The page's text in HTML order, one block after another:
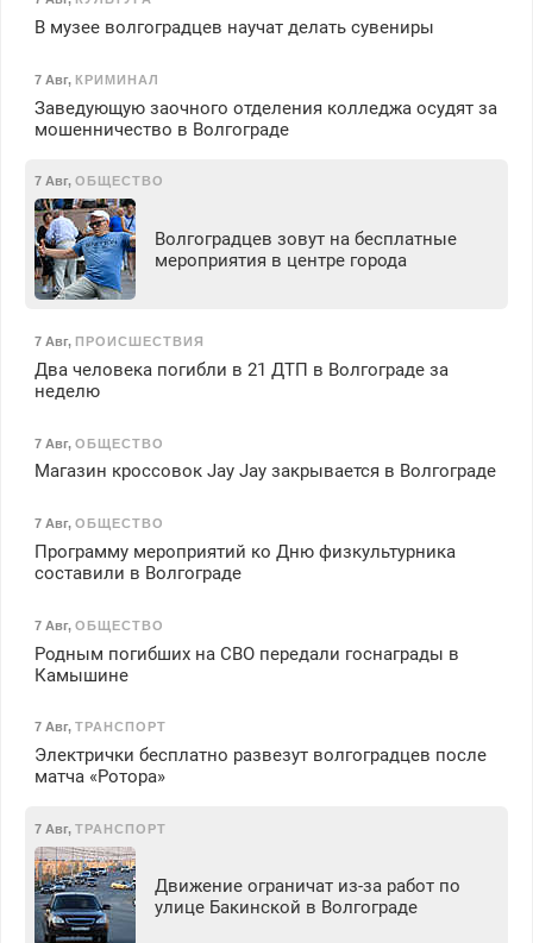
В музее волгоградцев научат делать сувениры
7 Авг, КРИМИНАЛ
Заведующую заочного отделения колледжа осудят за
мошенничество в Волгограде
7 Авг, ОБЩЕСТВО
Волгоградцев зовут на бесплатные
мероприятия в центре города
7 Авг, ПРОИСШЕСТВИЯ
Два человека погибли в 21 ДТП в Волгограде за
неделю
7 Авг, ОБЩЕСТВО
Магазин кроссовок Jay Jay закрывается в Волгограде
7 Авг, ОБЩЕСТВО
Программу мероприятий ко Дню физкультурника
составили в Волгограде
7 Авг, ОБЩЕСТВО
Родным погибших на СВО передали госнаграды в
Камышине
7 Авг, ТРАНСПОРТ
Электрички бесплатно развезут волгоградцев после
матча «Ротора»
7 Авг, ТРАНСПОРТ
Движение ограничат из-за работ по
улице Бакинской в Волгограде